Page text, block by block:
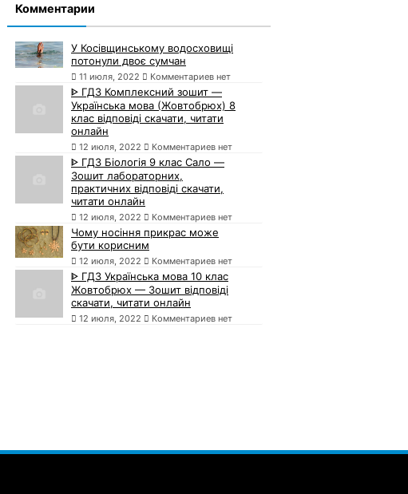
Комментарии
У Косівщинському водосховищі
потонули двоє сумчан
11 июля, 2022 Комментариев нет
ᐈ ГДЗ Комплексний зошит —
Українська мова (Жовтобрюх) 8
клас відповіді скачати, читати
онлайн
12 июля, 2022 Комментариев нет
ᐈ ГДЗ Біологія 9 клас Сало —
Зошит лабораторних,
практичних відповіді скачати,
читати онлайн
12 июля, 2022 Комментариев нет
Чому носіння прикрас може
бути корисним
12 июля, 2022 Комментариев нет
ᐈ ГДЗ Українська мова 10 клас
Жовтобрюх — Зошит відповіді
скачати, читати онлайн
12 июля, 2022 Комментариев нет